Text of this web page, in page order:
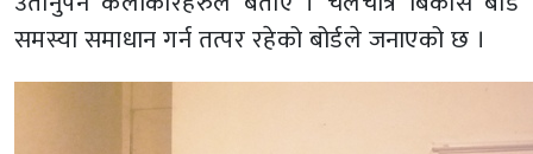
समस्या समाधान गर्न तत्पर रहेको बोर्डले जनाएको छ ।